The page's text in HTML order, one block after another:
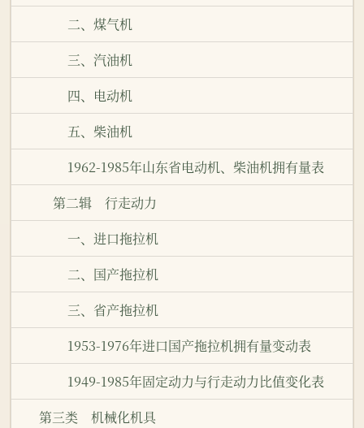
二、煤气机
三、汽油机
四、电动机
五、柴油机
1962-1985年山东省电动机、柴油机拥有量表
第二辑 行走动力
一、进口拖拉机
二、国产拖拉机
三、省产拖拉机
1953-1976年进口国产拖拉机拥有量变动表
1949-1985年固定动力与行走动力比值变化表
第三类 机械化机具